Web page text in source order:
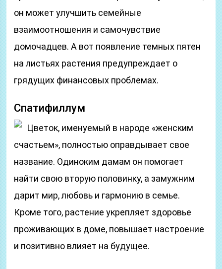
он может улучшить семейные
взаимоотношения и самочувствие
домочадцев. А вот появление темных пятен
на листьях растения предупреждает о
грядущих финансовых проблемах.
Спатифиллум
Цветок, именуемый в народе «женским
счастьем», полностью оправдывает свое
название. Одиноким дамам он помогает
найти свою вторую половинку, а замужним
дарит мир, любовь и гармонию в семье.
Кроме того, растение укрепляет здоровье
проживающих в доме, повышает настроение
и позитивно влияет на будущее.